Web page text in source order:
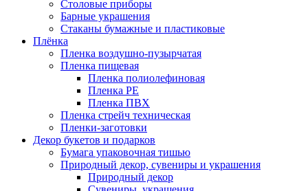
Столовые приборы
Барные украшения
Стаканы бумажные и пластиковые
Плёнка
Пленка воздушно-пузырчатая
Пленка пищевая
Пленка полиолефиновая
Пленка PE
Пленка ПВХ
Пленка стрейч техническая
Пленки-заготовки
Декор букетов и подарков
Бумага упаковочная тишью
Природный декор, сувениры и украшения
Природный декор